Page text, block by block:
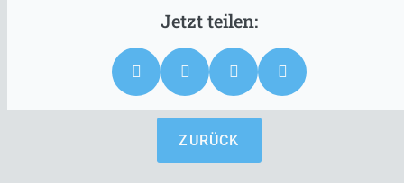
ZURÜCK